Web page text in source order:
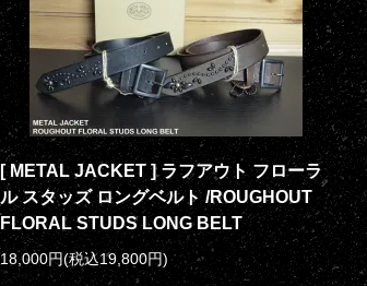
[ METAL JACKET ] ラフアウト フローラ
ル スタッズ ロングベルト /ROUGHOUT
FLORAL STUDS LONG BELT
18,000円(税込19,800円)